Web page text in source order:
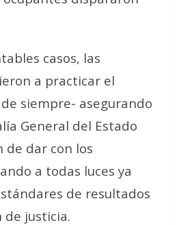
casos, las
a practicar el
siempre- asegurando
General del Estado
de dar con los
a todas luces ya
de resultados
justicia.